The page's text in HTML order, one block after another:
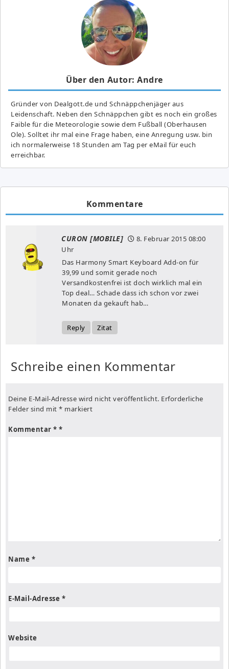
Über den Autor: Andre
Gründer von Dealgott.de und Schnäppchenjäger aus
Leidenschaft. Neben den Schnäppchen gibt es noch ein großes
Fai­ble für die Meteorologie sowie dem Fußball (Oberhausen
Ole). Solltet ihr mal eine Frage haben, eine Anregung usw. bin
ich normalerweise 18 Stunden am Tag per eMail für euch
erreichbar.
Kommentare
CURON [MOBILE] 8. Februar 2015 08:00
Uhr
Das Harmony Smart Keyboard Add-on für
39,99 und somit gerade noch
Versandkostenfrei ist doch wirklich mal ein
Top deal… Schade dass ich schon vor zwei
Monaten da gekauft hab…
Reply Zitat
Schreibe einen Kommentar
Deine E-Mail-Adresse wird nicht veröffentlicht. Erforderliche
Felder sind mit * markiert
Kommentar *
Name *
E-Mail-Adresse *
Website